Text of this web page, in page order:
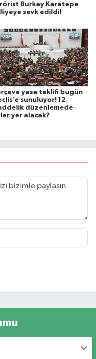
Burkay Karatepe
sevk edildi!
yasa teklifi bugün
sunuluyor! 12
düzenlemede
yer alacak?